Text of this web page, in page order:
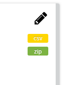
csv
zip